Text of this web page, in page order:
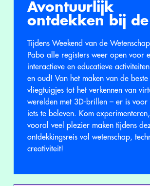
Avontuurlijk
ontdekken bij
Tijdens Weekend van de
Pabo alle registers weer open voor
interactieve en educatieve
en oud! Van het maken van de
vliegtuigjes tot het verkennen van
werelden met 3D-brillen – er is voor
iets te beleven. Kom
vooral veel plezier maken tijdens
ontdekkingsreis vol wetenschap,
creativiteit!